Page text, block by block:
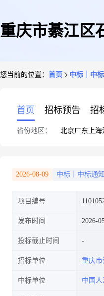
重庆市綦江区
您当前的位置： 首页 中标｜中
首页 招标预告 招
省份地区： 北京广东 上海
2026-08-09 中标｜中标通知
项目编号
发布时间 2026-
投标截止时间
招标单位 重庆
中标单位 中国